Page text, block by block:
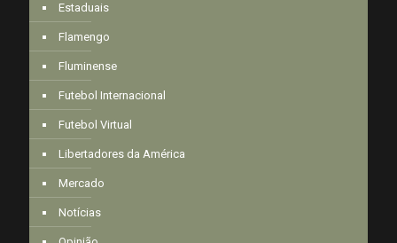
Estaduais
Flamengo
Fluminense
Futebol Internacional
Futebol Virtual
Libertadores da América
Mercado
Notícias